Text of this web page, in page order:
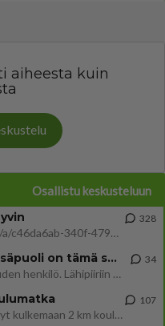
aiheesta kuin
Osallistu keskusteluun
https://www.iltalehti.fi/viihdeuutiset/a/c46da6ab-340f-4790-aaa7-0865eed2336 Yrityksen konkurssihakemus on tullut kärä
328
Tiesitkö? Martina Aitolehden isäpuoli on tämä suosittu laulaja
Martina Aitolehti on seurattu julkisuuden henkilö. Lähipiiriin mahtuu muitakin tunnettuja henkilöitä. Tiesitkö, että Ma
34
Hesarissa päivitellään lapset joutuu nyt kulkemaan 2 km kouluun jösses. Ruostefillarilla tuo matka menee vaikka miten äk
107